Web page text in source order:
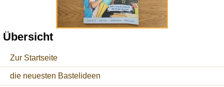
Übersicht
Zur Startseite
die neuesten Bastelideen